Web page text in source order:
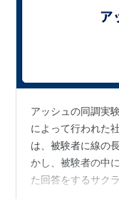
アッシュの同調実
によって行われた
は、被験者に線の
かし、被験者の中
た回答をするサク